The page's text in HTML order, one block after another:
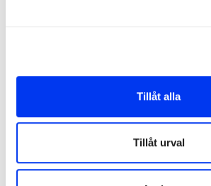
Tillåt alla
Tillåt urval